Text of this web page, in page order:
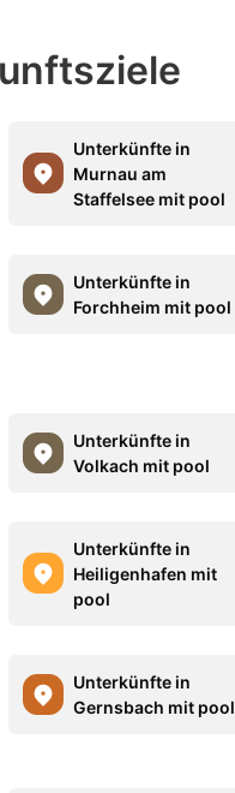
Unterkünfte in
Murnau am
Staffelsee mit pool
Unterkünfte in
Forchheim mit pool
Unterkünfte in
Volkach mit pool
Unterkünfte in
Heiligenhafen mit
pool
Unterkünfte in
Gernsbach mit pool